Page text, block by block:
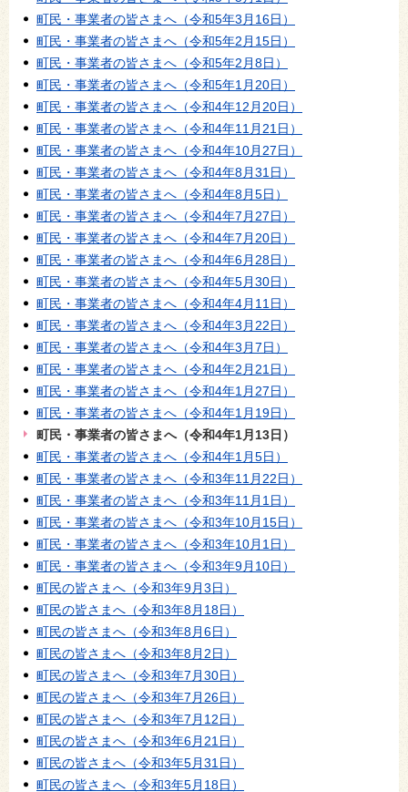
町民・事業者の皆さまへ（令和5年3月16日）
町民・事業者の皆さまへ（令和5年2月15日）
町民・事業者の皆さまへ（令和5年2月8日）
町民・事業者の皆さまへ（令和5年1月20日）
町民・事業者の皆さまへ（令和4年12月20日）
町民・事業者の皆さまへ（令和4年11月21日）
町民・事業者の皆さまへ（令和4年10月27日）
町民・事業者の皆さまへ（令和4年8月31日）
町民・事業者の皆さまへ（令和4年8月5日）
町民・事業者の皆さまへ（令和4年7月27日）
町民・事業者の皆さまへ（令和4年7月20日）
町民・事業者の皆さまへ（令和4年6月28日）
町民・事業者の皆さまへ（令和4年5月30日）
町民・事業者の皆さまへ（令和4年4月11日）
町民・事業者の皆さまへ（令和4年3月22日）
町民・事業者の皆さまへ（令和4年3月7日）
町民・事業者の皆さまへ（令和4年2月21日）
町民・事業者の皆さまへ（令和4年1月27日）
町民・事業者の皆さまへ（令和4年1月19日）
町民・事業者の皆さまへ（令和4年1月13日）
町民・事業者の皆さまへ（令和4年1月5日）
町民・事業者の皆さまへ（令和3年11月22日）
町民・事業者の皆さまへ（令和3年11月1日）
町民・事業者の皆さまへ（令和3年10月15日）
町民・事業者の皆さまへ（令和3年10月1日）
町民・事業者の皆さまへ（令和3年9月10日）
町民の皆さまへ（令和3年9月3日）
町民の皆さまへ（令和3年8月18日）
町民の皆さまへ（令和3年8月6日）
町民の皆さまへ（令和3年8月2日）
町民の皆さまへ（令和3年7月30日）
町民の皆さまへ（令和3年7月26日）
町民の皆さまへ（令和3年7月12日）
町民の皆さまへ（令和3年6月21日）
町民の皆さまへ（令和3年5月31日）
町民の皆さまへ（令和3年5月18日）